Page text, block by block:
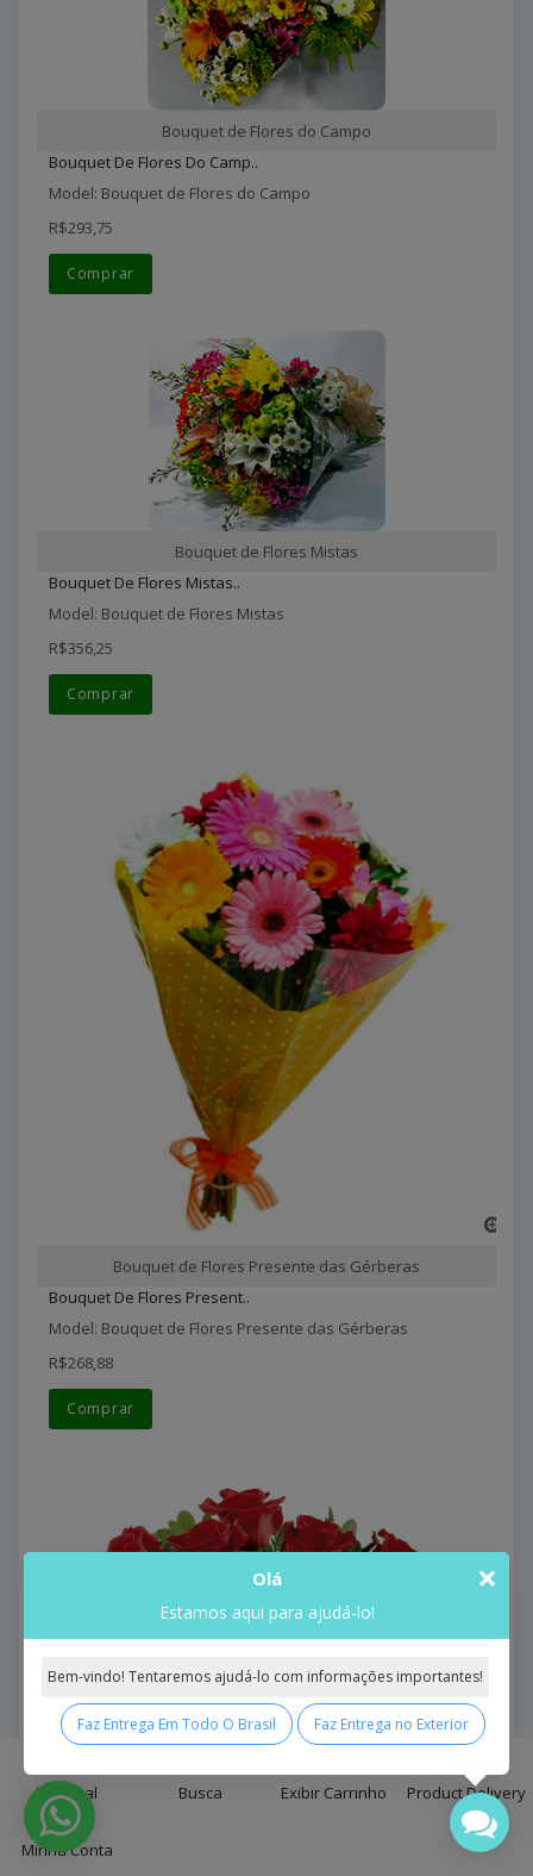
Principal Busca Exibir Carrinho Product Delivery
Minha Conta
Bouquet de Flores do Campo
Bouquet De Flores Do Camp..
Model: Bouquet de Flores do Campo
R$293,75
Comprar
Bouquet de Flores Mistas
Bouquet De Flores Mistas..
Model: Bouquet de Flores Mistas
R$356,25
Comprar
Bouquet de Flores Presente das Gérberas
Bouquet De Flores Present..
Model: Bouquet de Flores Presente das Gérberas
R$268,88
Comprar
×
Olá
Estamos aqui para ajudá-lo!
Bem-vindo! Tentaremos ajudá-lo com informações importantes!
Faz Entrega Em Todo O Brasil Faz Entrega no Exterior